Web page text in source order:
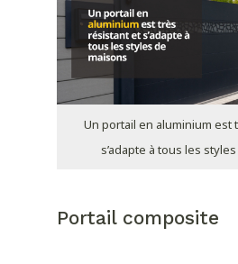
Un portail en aluminium est
s’adapte à tous les
Portail composite